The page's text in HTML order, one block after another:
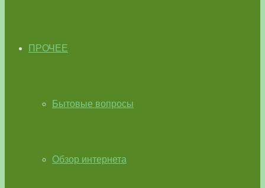
ПРОЧЕЕ
Бытовые вопросы
Обзор интернета